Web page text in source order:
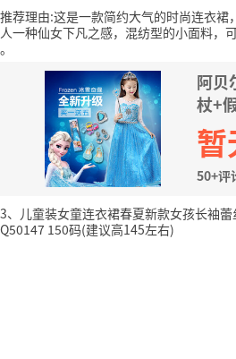
推荐理由:这是一款简约大气的时尚连衣
人一种仙女下凡之感，混纺型的小面料，
。
阿贝
杖+
50+评
3、儿童装女童连衣裙春夏新款女孩长袖
Q50147 150码(建议高145左右)